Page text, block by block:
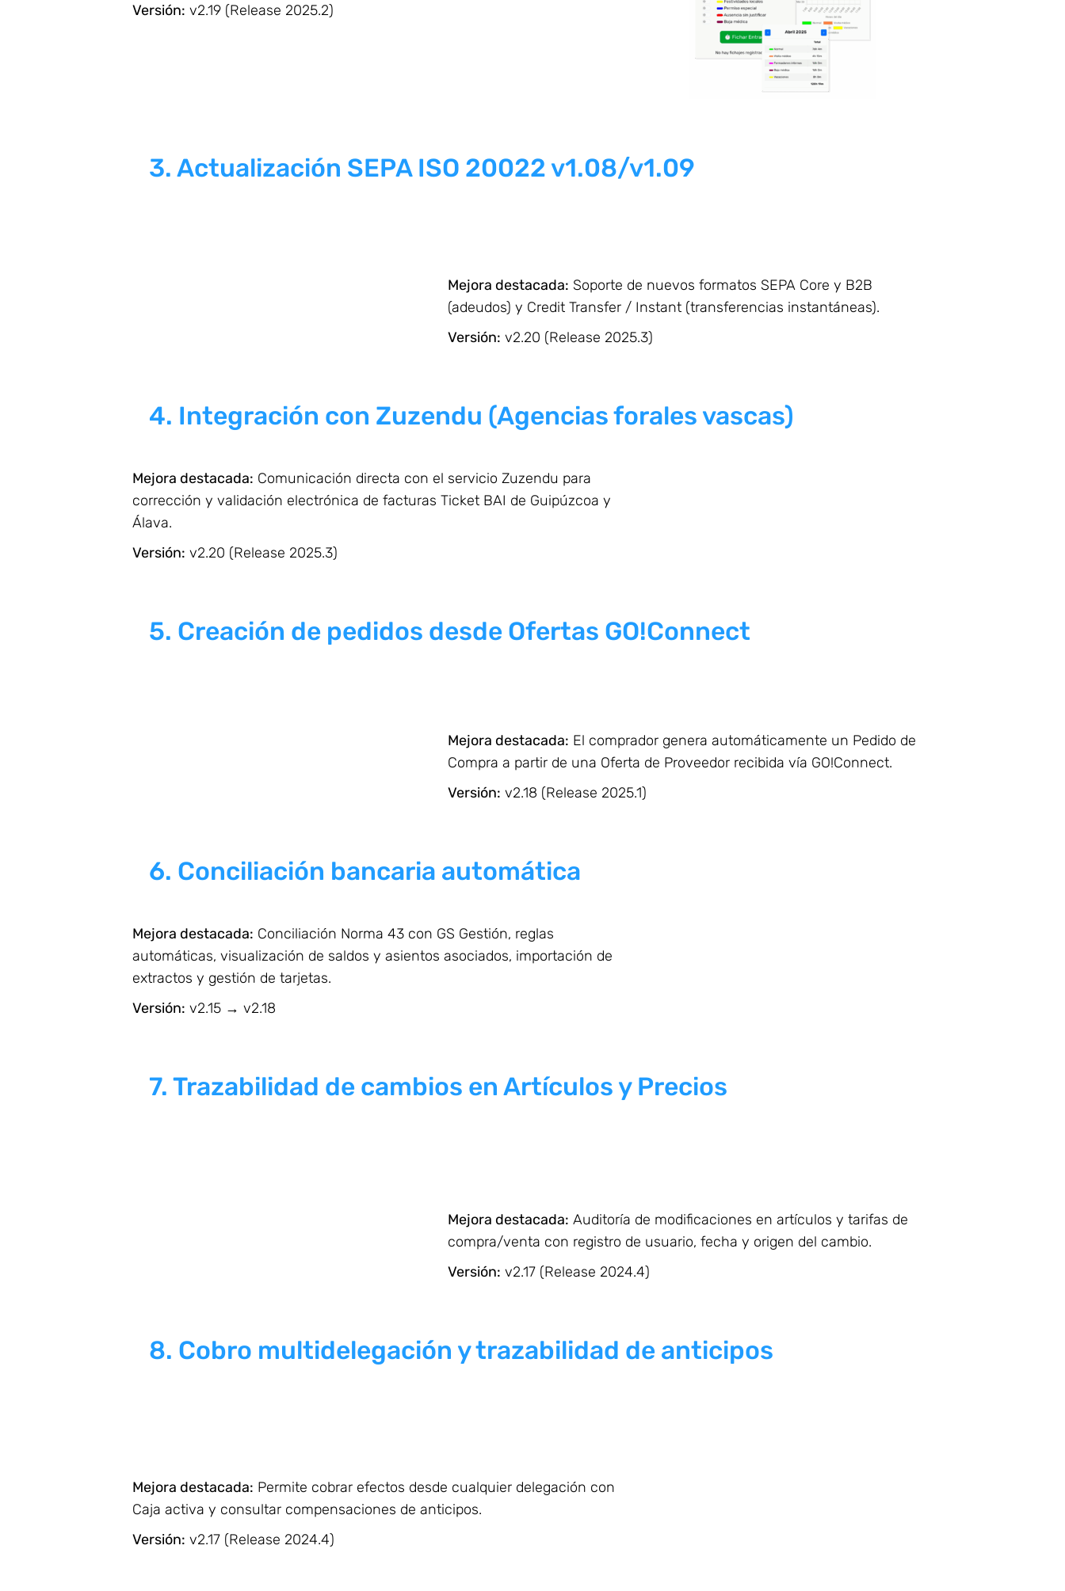
Versión: v2.19 (Release 2025.2)
3. Actualización SEPA ISO 20022 v1.08/v1.09
Mejora destacada: Soporte de nuevos formatos SEPA Core y B2B
(adeudos) y Credit Transfer / Instant (transferencias instantáneas).
Versión: v2.20 (Release 2025.3)
4. Integración con Zuzendu (Agencias forales vascas)
Mejora destacada: Comunicación directa con el servicio Zuzendu para
corrección y validación electrónica de facturas Ticket BAI de Guipúzcoa y
Álava.
Versión: v2.20 (Release 2025.3)
5. Creación de pedidos desde Ofertas GO!Connect
Mejora destacada: El comprador genera automáticamente un Pedido de
Compra a partir de una Oferta de Proveedor recibida vía GO!Connect.
Versión: v2.18 (Release 2025.1)
6. Conciliación bancaria automática
Mejora destacada: Conciliación Norma 43 con GS Gestión, reglas
automáticas, visualización de saldos y asientos asociados, importación de
extractos y gestión de tarjetas.
Versión: v2.15 → v2.18
7. Trazabilidad de cambios en Artículos y Precios
Mejora destacada: Auditoría de modificaciones en artículos y tarifas de
compra/venta con registro de usuario, fecha y origen del cambio.
Versión: v2.17 (Release 2024.4)
8. Cobro multidelegación y trazabilidad de anticipos
Mejora destacada: Permite cobrar efectos desde cualquier delegación con
Caja activa y consultar compensaciones de anticipos.
Versión: v2.17 (Release 2024.4)